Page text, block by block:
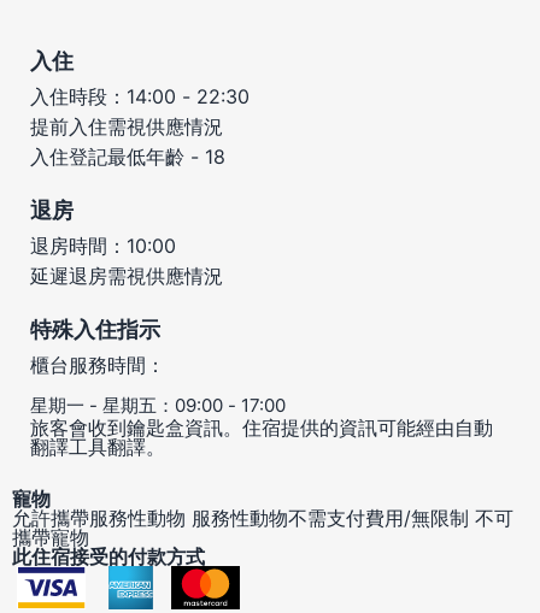
入住
入住時段：14:00 - 22:30
提前入住需視供應情況
入住登記最低年齡 - 18
退房
退房時間：10:00
延遲退房需視供應情況
特殊入住指示
櫃台服務時間：
星期一 - 星期五：09:00 - 17:00
旅客會收到鑰匙盒資訊。住宿提供的資訊可能經由自動
翻譯工具翻譯。
寵物
允許攜帶服務性動物 服務性動物不需支付費用/無限制 不可
攜帶寵物
此住宿接受的付款方式